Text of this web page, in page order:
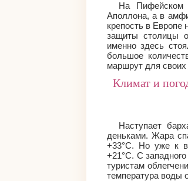
На Пифейском
Аполлона, а в
крепость в Европе
защиты столицы
именно здесь
большое
маршрут для своих
Климат и
Наступает
деньками. Жара
+33°С. Но уже к
+21°С. С
туристам
температура воды